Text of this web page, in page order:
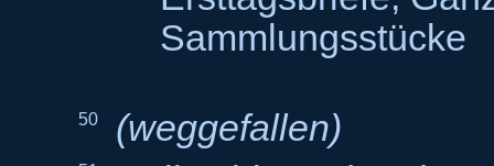
Sammlungsstücke
50 (weggefallen)